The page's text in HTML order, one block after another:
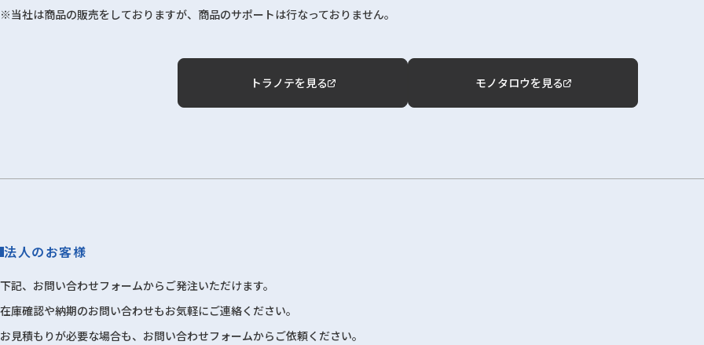
※当社は商品の販売をしておりますが、商品のサポートは行なっておりません。
トラノテを見る モノタロウを見る
法人のお客様
下記、お問い合わせフォームからご発注いただけます。
在庫確認や納期のお問い合わせもお気軽にご連絡ください。
お見積もりが必要な場合も、お問い合わせフォームからご依頼ください。